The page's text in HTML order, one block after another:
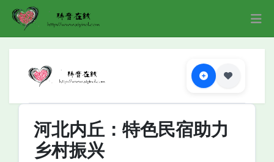
河北内丘：特色民宿助力
乡村振兴